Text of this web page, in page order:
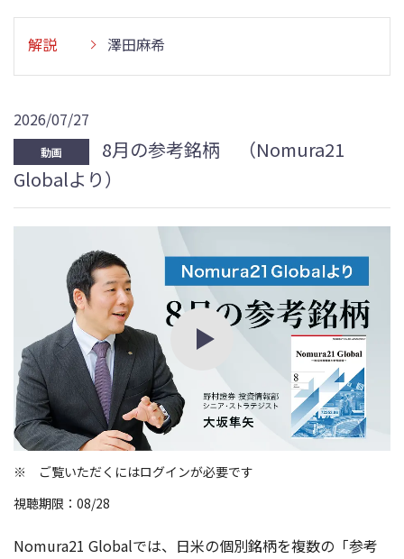
解説 澤田麻希
2026/07/27
動画
8月の参考銘柄 （Nomura21
Globalより）
ご覧いただくにはログインが必要です
視聴期限：08/28
Nomura21 Globalでは、日米の個別銘柄を複数の「参考